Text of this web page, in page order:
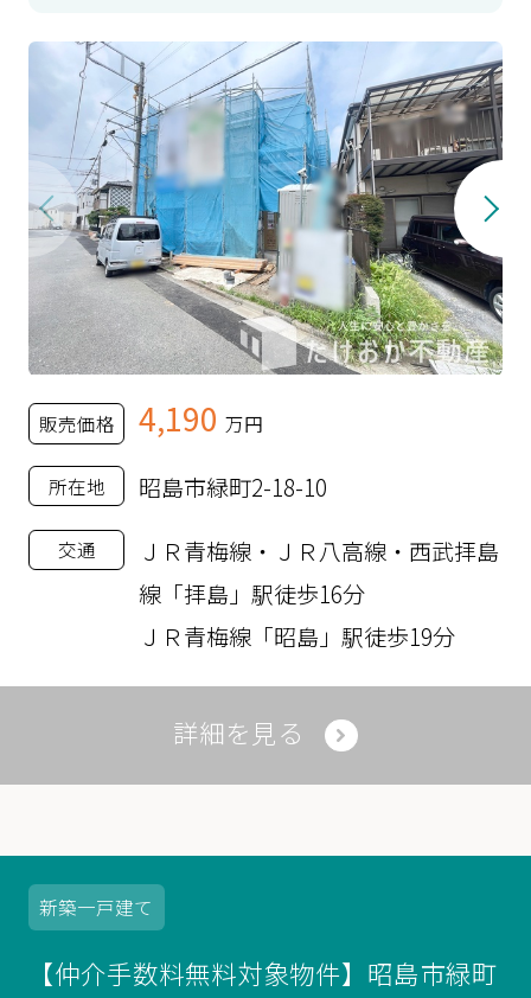
販売価格 4,190 万円
所在地 昭島市緑町2-18-10
交通
ＪＲ青梅線・ＪＲ八高線・西武拝島
線「拝島」駅徒歩16分
ＪＲ青梅線「昭島」駅徒歩19分
詳細を見る
新築一戸建て
【仲介手数料無料対象物件】昭島市緑町